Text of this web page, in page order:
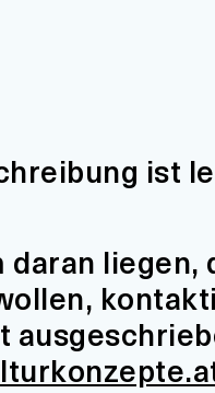
ist
daran